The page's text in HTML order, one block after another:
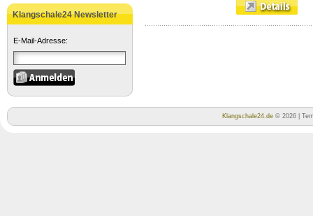
Klangschale24 Newsletter
E-Mail-Adresse:
Klangschale24.de © 2026 |